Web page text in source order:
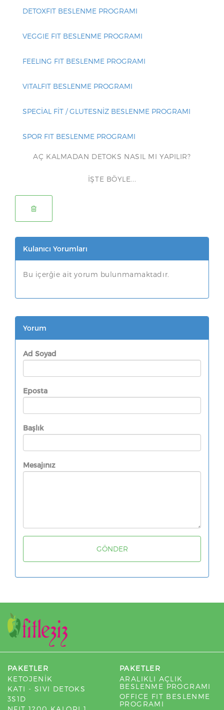
DETOXFIT BESLENME PROGRAMI
VEGGIE FIT BESLENME PROGRAMI
FEELING FIT BESLENME PROGRAMI
VITALFIT BESLENME PROGRAMI
SPECİAL FİT / GLUTESNİZ BESLENME PROGRAMI
SPOR FIT BESLENME PROGRAMI
AÇ KALMADAN DETOKS NASIL MI YAPILIR?
İŞTE BÖYLE...
Kulanıcı Yorumları
Bu içerğie ait yorum bulunmamaktadır.
Yorum
Ad Soyad
Eposta
Başlık
Mesajınız
PAKETLER
KETOJENİK
KATI - SIVI DETOKS
3S1D
PAKETLER
ARALIKLI AÇLIK
BESLENME PROGRAMI
OFFICE FIT BESLENME
PROGRAMI